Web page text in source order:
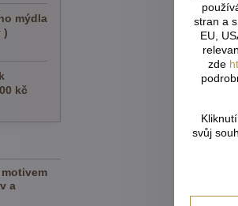
mýdla
)
kč
a
stran a
EU,
zde
svůj